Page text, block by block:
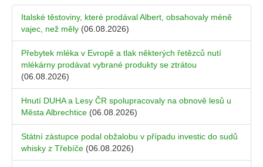
Italské těstoviny, které prodával Albert, obsahovaly méně
vajec, než měly (06.08.2026)
Přebytek mléka v Evropě a tlak některých řetězců nutí
mlékárny prodávat vybrané produkty se ztrátou
(06.08.2026)
Hnutí DUHA a Lesy ČR spolupracovaly na obnově lesů u
Města Albrechtice (06.08.2026)
Státní zástupce podal obžalobu v případu investic do sudů
whisky z Třebíče (06.08.2026)